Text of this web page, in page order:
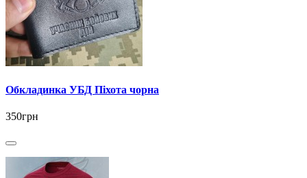
Обкладинка УБД Піхота чорна
350грн